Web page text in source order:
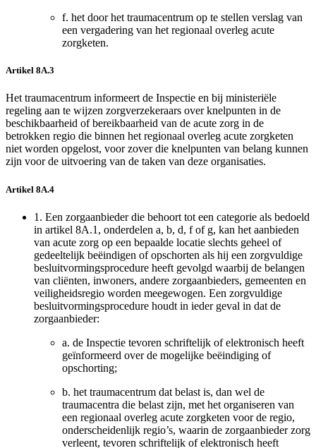
f. het door het traumacentrum op te stellen verslag van
een vergadering van het regionaal overleg acute
zorgketen.
Artikel 8A.3
Het traumacentrum informeert de Inspectie en bij ministeriële
regeling aan te wijzen zorgverzekeraars over knelpunten in de
beschikbaarheid of bereikbaarheid van de acute zorg in de
betrokken regio die binnen het regionaal overleg acute zorgketen
niet worden opgelost, voor zover die knelpunten van belang kunnen
zijn voor de uitvoering van de taken van deze organisaties.
Artikel 8A.4
1. Een zorgaanbieder die behoort tot een categorie als bedoeld
in artikel 8A.1, onderdelen a, b, d, f of g, kan het aanbieden
van acute zorg op een bepaalde locatie slechts geheel of
gedeeltelijk beëindigen of opschorten als hij een zorgvuldige
besluitvormingsprocedure heeft gevolgd waarbij de belangen
van cliënten, inwoners, andere zorgaanbieders, gemeenten en
veiligheidsregio worden meegewogen. Een zorgvuldige
besluitvormingsprocedure houdt in ieder geval in dat de
zorgaanbieder:
a. de Inspectie tevoren schriftelijk of elektronisch heeft
geïnformeerd over de mogelijke beëindiging of
opschorting;
b. het traumacentrum dat belast is, dan wel de
traumacentra die belast zijn, met het organiseren van
een regionaal overleg acute zorgketen voor de regio,
onderscheidenlijk regio’s, waarin de zorgaanbieder zorg
verleent, tevoren schriftelijk of elektronisch heeft